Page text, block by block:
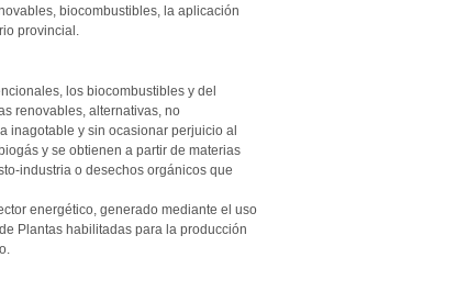
biocombustibles, la aplicación
provincial.
los biocombustibles y del
renovables, alternativas, no
inagotable y sin ocasionar perjuicio al
y se obtienen a partir de materias
industria o desechos orgánicos que
energético, generado mediante el uso
Plantas habilitadas para la producción